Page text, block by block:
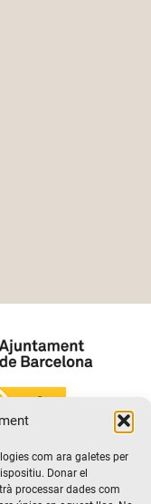
com ara galetes per
Donar el
processar dades com